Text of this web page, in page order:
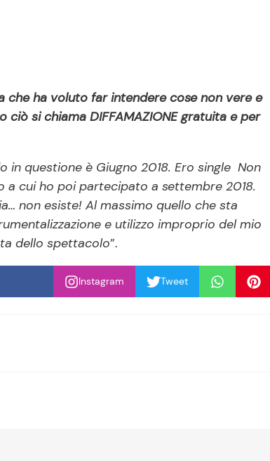
che ha voluto far intendere cose non vere e
ciò si chiama DIFFAMAZIONE gratuita e per
in questione è Giugno 2018. Ero single Non
cui ho poi partecipato a settembre 2018.
non esiste! Al massimo quello che sta
e utilizzo improprio del mio
dello spettacolo”.
Instagram Tweet